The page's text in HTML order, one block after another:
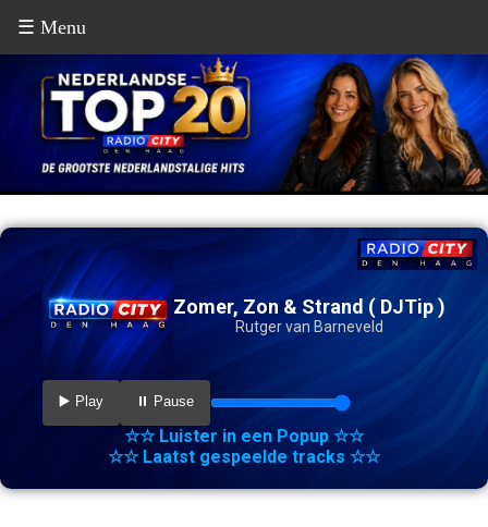
☰ Menu
Zomer, Zon & Strand ( DJTip )
Rutger van Barneveld
▶️ Play ⏸️ Pause
☆☆ Luister in een Popup ☆☆
☆☆ Laatst gespeelde tracks ☆☆